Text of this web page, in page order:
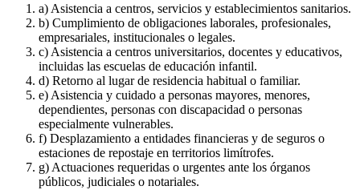
a) Asistencia a centros, servicios y establecimientos sanitarios.
b) Cumplimiento de obligaciones laborales, profesionales,
empresariales, institucionales o legales.
c) Asistencia a centros universitarios, docentes y educativos,
incluidas las escuelas de educación infantil.
d) Retorno al lugar de residencia habitual o familiar.
e) Asistencia y cuidado a personas mayores, menores,
dependientes, personas con discapacidad o personas
especialmente vulnerables.
f) Desplazamiento a entidades financieras y de seguros o
estaciones de repostaje en territorios limítrofes.
g) Actuaciones requeridas o urgentes ante los órganos
públicos, judiciales o notariales.